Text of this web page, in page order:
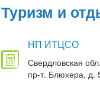
Туризм и
НП ИТЦСО
Свердловская
пр-т. Блюхера, д.